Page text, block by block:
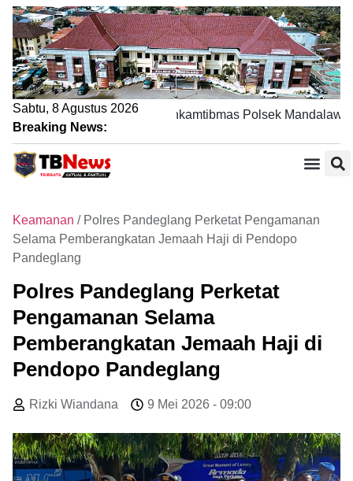
Sabtu, 8 Agustus 2026
Breaking News:
Sambang DDS, Bhabinkamtibmas Polsek
Keamanan / Polres Pandeglang Perketat Pengamanan
Selama Pemberangkatan Jemaah Haji di Pendopo
Pandeglang
Polres Pandeglang Perketat
Pengamanan Selama
Pemberangkatan Jemaah Haji di
Pendopo Pandeglang
Rizki Wiandana 9 Mei 2026 - 09:00